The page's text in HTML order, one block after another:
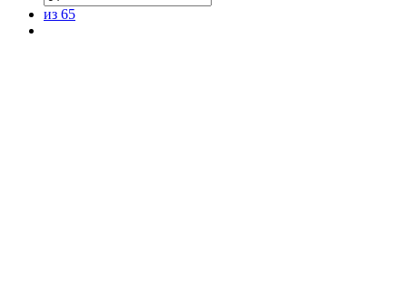
из 65